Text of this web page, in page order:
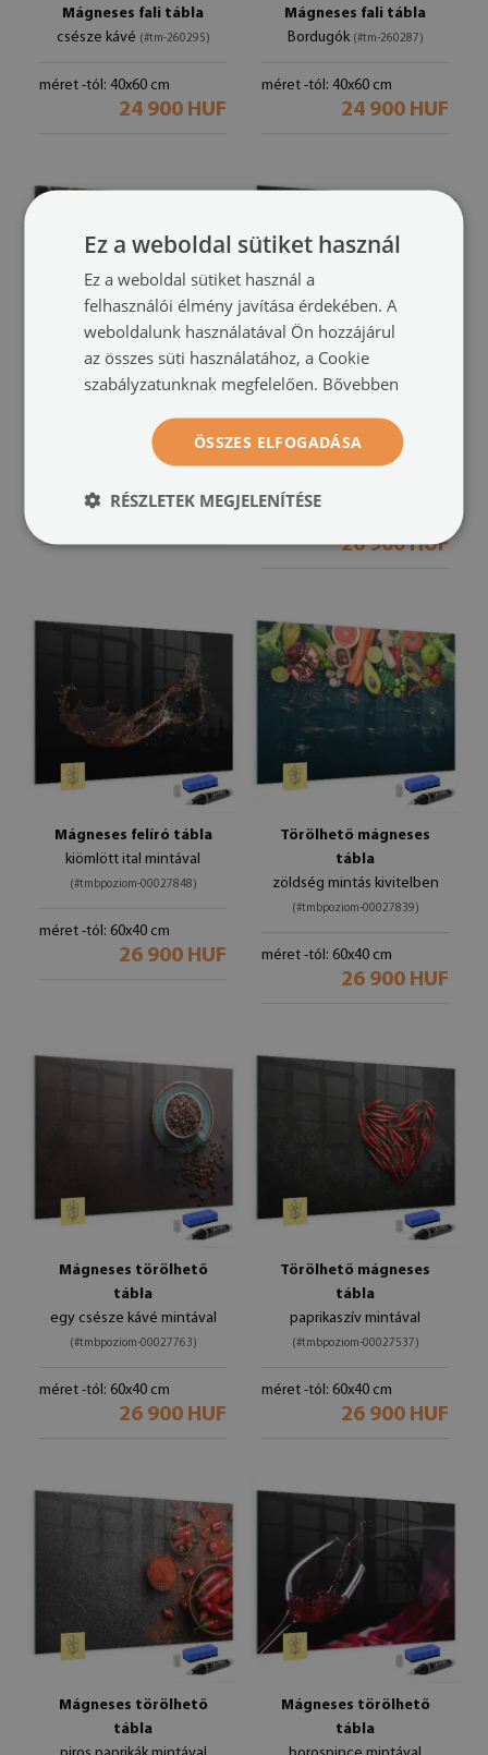
Mágneses fali tábla
csésze kávé (#tm-260295)
méret -tól: 40x60 cm
24 900 HUF
Mágneses fali tábla
Bordugók (#tm-260287)
méret -tól: 40x60 cm
24 900 HUF
kávészemes mintával
(#tmbpoziom-00028064)
méret -tól: 60x40 cm
narancslé mintájú
26 900 HUF
Mágneses felíró tábla
kiömlött ital mintával
(#tmbpoziom-00027848)
méret -tól: 60x40 cm
26 900 HUF
Törölhető mágneses
tábla
zöldség mintás kivitelben
(#tmbpoziom-00027839)
méret -tól: 60x40 cm
26 900 HUF
Mágneses törölhető
tábla
egy csésze kávé mintával
(#tmbpoziom-00027763)
méret -tól: 60x40 cm
26 900 HUF
Törölhető mágneses
tábla
paprikaszív mintával
(#tmbpoziom-00027537)
méret -tól: 60x40 cm
26 900 HUF
Mágneses törölhető
tábla
Mágneses törölhető
tábla
Ez a weboldal sütiket használ
Ez a weboldal sütiket használ a
felhasználói élmény javítása érdekében. A
weboldalunk használatával Ön hozzájárul
az összes süti használatához, a Cookie
szabályzatunknak megfelelően. Bővebben
ÖSSZES ELFOGADÁSA
RÉSZLETEK MEGJELENÍTÉSE